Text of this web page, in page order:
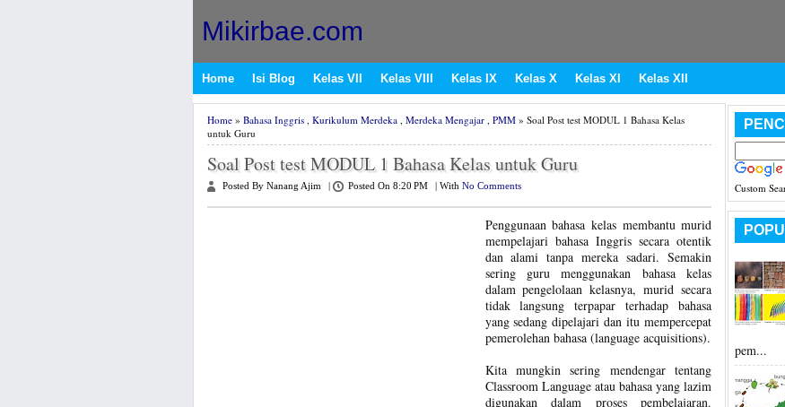
Mikirbae.com
Home Isi Blog Kelas VII Kelas VIII Kelas IX Kelas X Kelas XI Kelas XII
Home» Bahasa Inggris, Kurikulum Merdeka, Merdeka Mengajar, PMM» Soal Post test MODUL 1 Bahasa Kelas
untuk Guru
Soal Post test MODUL 1 Bahasa Kelas untuk Guru
Posted By Nanang Ajim Posted On 8:20 PM With No Comments
Penggunaan bahasa kelas membantu murid
mempelajari bahasa Inggris secara otentik
dan alami tanpa mereka sadari. Semakin
sering guru menggunakan bahasa kelas
dalam pengelolaan kelasnya, murid secara
tidak langsung terpapar terhadap bahasa
yang sedang dipelajari dan itu mempercepat
pemerolehan bahasa (language acquisitions).
Kita mungkin sering mendengar tentang
Classroom Language atau bahasa yang lazim
digunakan dalam proses pembelajaran.
Custom
pem...